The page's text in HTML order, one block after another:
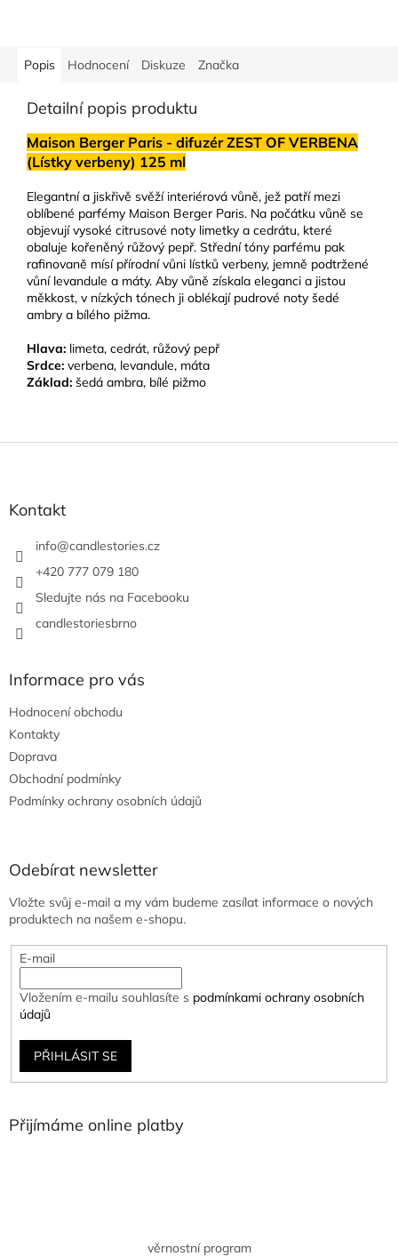
Popis Hodnocení Diskuze Značka
Detailní popis produktu
Maison Berger Paris - difuzér ZEST OF VERBENA
(Lístky verbeny) 125 ml
Elegantní a jiskřivě svěží interiérová vůně, jež patří mezi
oblíbené parfémy Maison Berger Paris. Na počátku vůně se
objevují vysoké citrusové noty limetky a cedrátu, které
obaluje kořeněný růžový pepř. Střední tóny parfému pak
rafinovaně mísí přírodní vůni lístků verbeny, jemně podtržené
vůní levandule a máty. Aby vůně získala eleganci a jistou
měkkost, v nízkých tónech ji oblékají pudrové noty šedé
ambry a bílého pižma.
Hlava: limeta, cedrát, růžový pepř
Srdce: verbena, levandule, máta
Základ: šedá ambra, bílé pižmo
Kontakt
info@candlestories.cz
+420 777 079 180
Sledujte nás na Facebooku
candlestoriesbrno
Informace pro vás
Hodnocení obchodu
Kontakty
Doprava
Obchodní podmínky
Podmínky ochrany osobních údajů
Odebírat newsletter
Vložte svůj e-mail a my vám budeme zasílat informace o nových
produktech na našem e-shopu.
E-mail
Vložením e-mailu souhlasíte s podmínkami ochrany osobních
údajů
PŘIHLÁSIT SE
Přijímáme online platby
věrnostní program